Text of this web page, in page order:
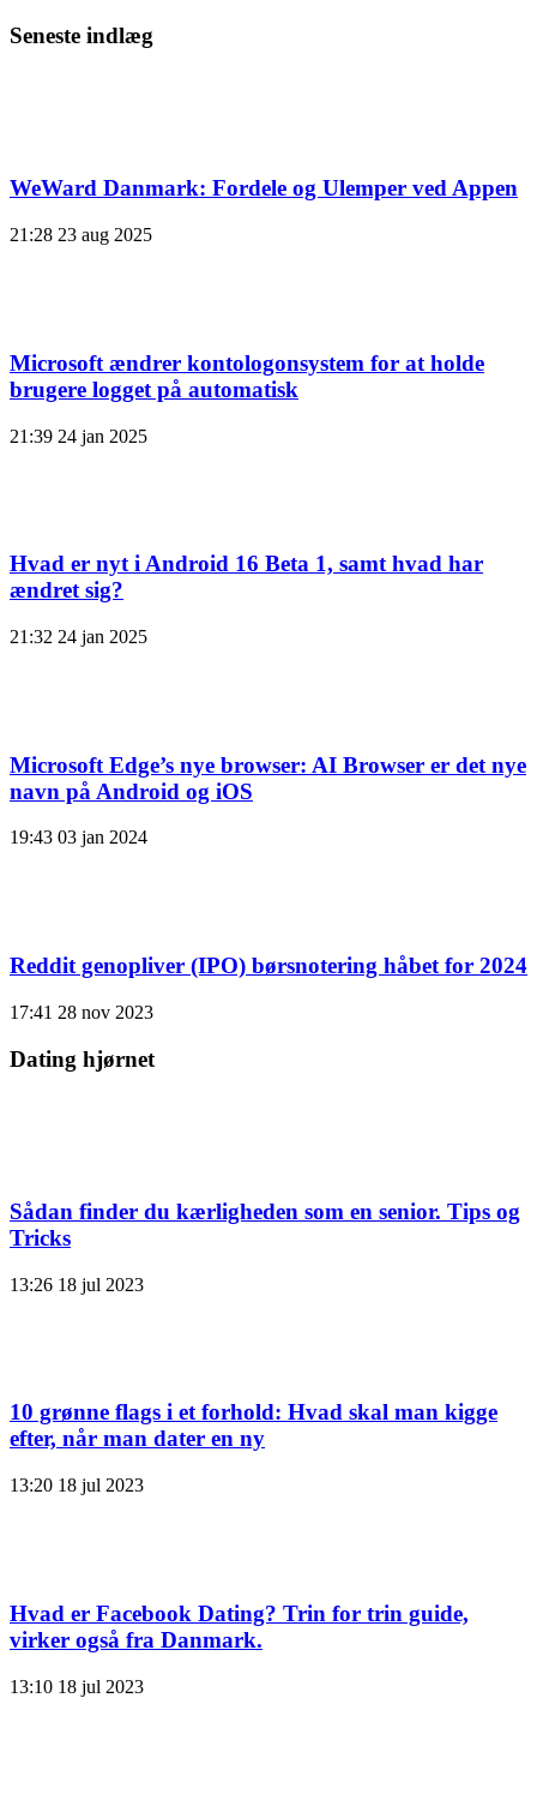
Seneste indlæg
WeWard Danmark: Fordele og Ulemper ved Appen
21:28 23 aug 2025
Microsoft ændrer kontologonsystem for at holde
brugere logget på automatisk
21:39 24 jan 2025
Hvad er nyt i Android 16 Beta 1, samt hvad har
ændret sig?
21:32 24 jan 2025
Microsoft Edge’s nye browser: AI Browser er det nye
navn på Android og iOS
19:43 03 jan 2024
Reddit genopliver (IPO) børsnotering håbet for 2024
17:41 28 nov 2023
Dating hjørnet
Sådan finder du kærligheden som en senior. Tips og
Tricks
13:26 18 jul 2023
10 grønne flags i et forhold: Hvad skal man kigge
efter, når man dater en ny
13:20 18 jul 2023
Hvad er Facebook Dating? Trin for trin guide,
virker også fra Danmark.
13:10 18 jul 2023